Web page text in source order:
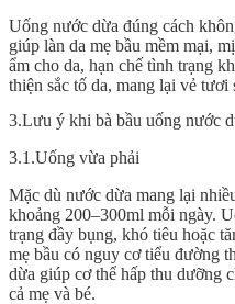
Uống nước dừa đúng cách
giúp làn da mẹ bầu mềm mại,
ẩm cho da, hạn chế tình trạng
thiện sắc tố da, mang lại vẻ
3.Lưu ý khi bà bầu uống nước
3.1.Uống vừa phải
Mặc dù nước dừa mang lại
khoảng 200–300ml mỗi ngày.
trạng đầy bụng, khó tiêu hoặc
mẹ bầu có nguy cơ tiểu đường
dừa giúp cơ thể hấp thu dưỡng
cả mẹ và bé.